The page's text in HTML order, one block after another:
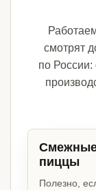
смотрят
по России:
Смежные
пиццы
Полезно,